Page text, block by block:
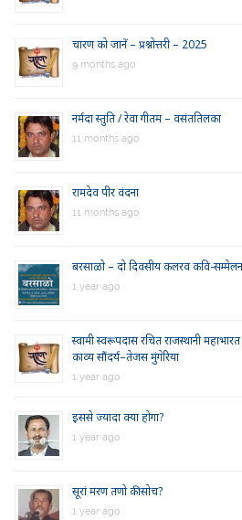
चारण को जानें – प्रश्नोत्तरी – 2025
9 months ago
नर्मदा स्तुति / रेवा गीतम – वसंततिलका
11 months ago
रामदेव पीर वंदना
11 months ago
बरसाळो – दो दिवसीय कलरव कवि-सम्मेलन
1 year ago
स्वामी स्वरूपदास रचित राजस्थानी
काव्य सौंदर्य–तेजस मुंगेरिया
1 year ago
इससे ज्यादा क्या होगा?
1 year ago
सूरां मरण तणो की सोच?
1 year ago